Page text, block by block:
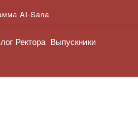
AI-Sana
Ректора Выпускники